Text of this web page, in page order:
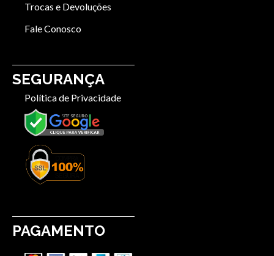
Trocas e Devoluções
Fale Conosco
SEGURANÇA
Política de Privacidade
PAGAMENTO